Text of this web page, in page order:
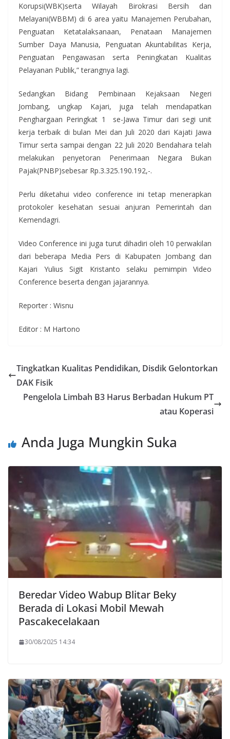
Korupsi(WBK)serta Wilayah Birokrasi Bersih dan
Melayani(WBBM) di 6 area yaitu Manajemen Perubahan,
Penguatan Ketatalaksanaan, Penataan Manajemen
Sumber Daya Manusia, Penguatan Akuntabilitas Kerja,
Penguatan Pengawasan serta Peningkatan Kualitas
Pelayanan Publik,” terangnya lagi.
Sedangkan Bidang Pembinaan Kejaksaan Negeri
Jombang, ungkap Kajari, juga telah mendapatkan
Penghargaan Peringkat 1 se-Jawa Timur dari segi unit
kerja terbaik di bulan Mei dan Juli 2020 dari Kajati Jawa
Timur serta sampai dengan 22 Juli 2020 Bendahara telah
melakukan penyetoran Penerimaan Negara Bukan
Pajak(PNBP)sebesar Rp.3.325.190.192,-.
Perlu diketahui video conference ini tetap menerapkan
protokoler kesehatan sesuai anjuran Pemerintah dan
Kemendagri.
Video Conference ini juga turut dihadiri oleh 10 perwakilan
dari beberapa Media Pers di Kabupaten Jombang dan
Kajari Yulius Sigit Kristanto selaku pemimpin Video
Conference beserta dengan jajarannya.
Reporter : Wisnu
Editor : M Hartono
Tingkatkan Kualitas Pendidikan, Disdik Gelontorkan
DAK Fisik
Pengelola Limbah B3 Harus Berbadan Hukum PT
atau Koperasi
Anda Juga Mungkin Suka
Beredar Video Wabup Blitar Beky
Berada di Lokasi Mobil Mewah
Pascakecelakaan
30/08/2025 14:34